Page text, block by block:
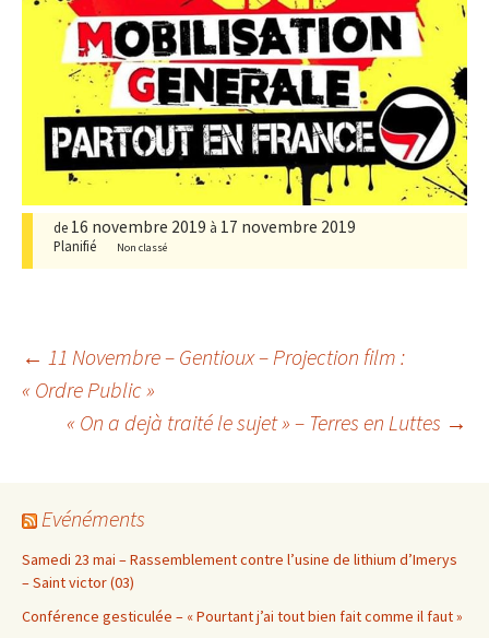
de 16 novembre 2019 à 17 novembre 2019
Planifié Non classé
Navigation
des
articles
← 11 Novembre – Gentioux – Projection film :
« Ordre Public »
« On a dejà traité le sujet » – Terres en Luttes →
Evénéments
Samedi 23 mai – Rassemblement contre l’usine de lithium d’Imerys
– Saint victor (03)
Conférence gesticulée – « Pourtant j’ai tout bien fait comme il faut »